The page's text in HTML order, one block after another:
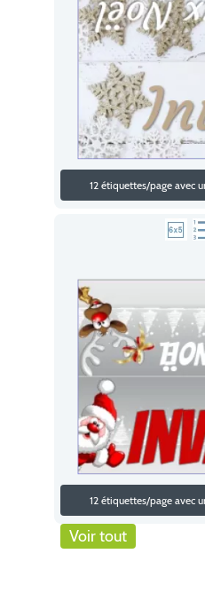
12 étiquettes/page avec
12 étiquettes/page avec
Voir tout